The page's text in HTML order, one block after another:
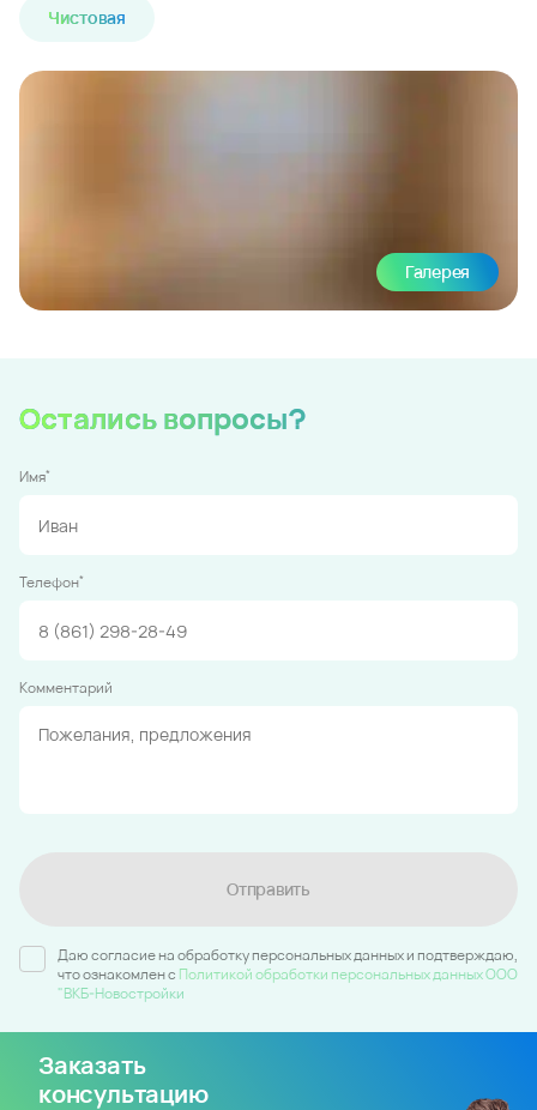
Чистовая
Галерея
Остались вопросы?
Имя*
Телефон*
Комментарий
Отправить
Даю согласие на обработку персональных данных и подтверждаю,
что ознакомлен c Политикой обработки персональных данных ООО
"ВКБ-Новостройки
Заказать
консультацию